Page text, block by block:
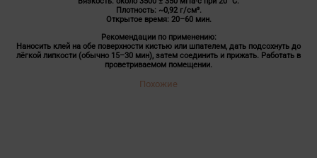
Плотность: ~0,92 г/см³.
Открытое время: 20–60 мин.
Рекомендации по применению:
Наносить клей на обе поверхности кистью или шпателем, дать подсохнуть до
лёгкой липкости (обычно 15–30 мин), затем соединить и прижать. Работать в
проветриваемом помещении.
Похожие